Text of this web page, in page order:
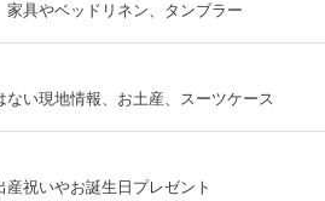
家具やベッドリネン、タンブラー
い現地情報、お土産、スーツケース
祝いやお誕生日プレゼント